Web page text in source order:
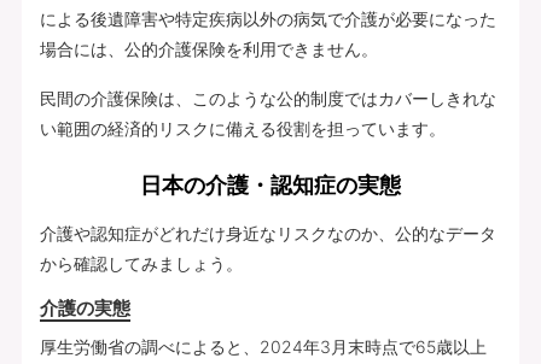
による後遺障害や特定疾病以外の病気で介護が必要になった
場合には、公的介護保険を利用できません。
民間の介護保険は、このような公的制度ではカバーしきれな
い範囲の経済的リスクに備える役割を担っています。
日本の介護・認知症の実態
介護や認知症がどれだけ身近なリスクなのか、公的なデータ
から確認してみましょう。
介護の実態
厚生労働省の調べによると、2024年3月末時点で65歳以上